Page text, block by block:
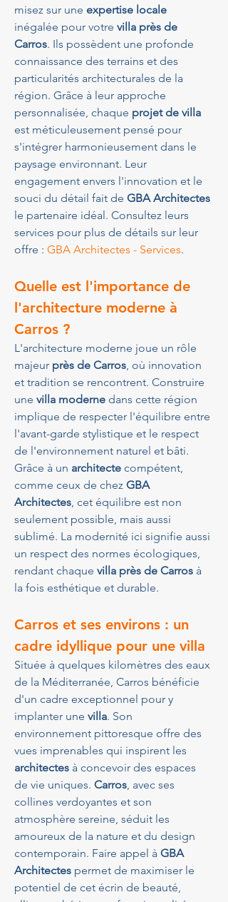
misez sur une expertise locale
inégalée pour votre villa près de
Carros. Ils possèdent une profonde
connaissance des terrains et des
particularités architecturales de la
région. Grâce à leur approche
personnalisée, chaque projet de villa
est méticuleusement pensé pour
s'intégrer harmonieusement dans le
paysage environnant. Leur
engagement envers l'innovation et le
souci du détail fait de GBA Architectes
le partenaire idéal. Consultez leurs
services pour plus de détails sur leur
offre : GBA Architectes - Services.
Quelle est l'importance de
l'architecture moderne à
Carros ?
L'architecture moderne joue un rôle
majeur près de Carros, où innovation
et tradition se rencontrent. Construire
une villa moderne dans cette région
implique de respecter l'équilibre entre
l'avant-garde stylistique et le respect
de l'environnement naturel et bâti.
Grâce à un architecte compétent,
comme ceux de chez GBA
Architectes, cet équilibre est non
seulement possible, mais aussi
sublimé. La modernité ici signifie aussi
un respect des normes écologiques,
rendant chaque villa près de Carros à
la fois esthétique et durable.
Carros et ses environs : un
cadre idyllique pour une villa
Située à quelques kilomètres des eaux
de la Méditerranée, Carros bénéficie
d'un cadre exceptionnel pour y
implanter une villa. Son
environnement pittoresque offre des
vues imprenables qui inspirent les
architectes à concevoir des espaces
de vie uniques. Carros, avec ses
collines verdoyantes et son
atmosphère sereine, séduit les
amoureux de la nature et du design
contemporain. Faire appel à GBA
Architectes permet de maximiser le
potentiel de cet écrin de beauté,